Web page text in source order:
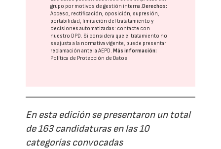
grupo por motivos de gestión interna.Derechos:
Acceso, rectificación, oposición, supresión,
portabilidad, limitación del tratatamiento y
decisiones automatizadas: contacte con
nuestro DPD . Si considera que el tratamiento no
se ajusta a la normativa vigente, puede presentar
reclamación ante laAEPD .Más información:
Política de Protección de Datos
En esta edición se presentaron un total
de 163 candidaturas en las 10
categorías convocadas